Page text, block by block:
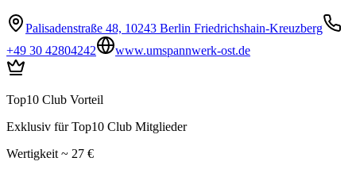
Palisadenstraße 48, 10243 Berlin Friedrichshain-Kreuzberg
+49 30 42804242
www.umspannwerk-ost.de
Top10 Club Vorteil
Exklusiv für Top10 Club Mitglieder
Wertigkeit ~ 27 €